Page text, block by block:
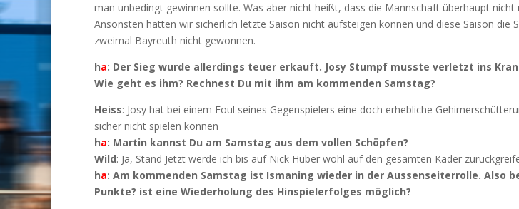
man unbedingt gewinnen sollte. Was aber nicht heißt, dass die Mannschaft überhaupt
Ansonsten hätten wir sicherlich letzte Saison nicht aufsteigen können und diese Saison die
zweimal Bayreuth nicht gewonnen.
ha: Der Sieg wurde allerdings teuer erkauft. Josy Stumpf musste verletzt ins
Wie geht es ihm? Rechnest Du mit ihm am kommenden Samstag?
Heiss: Josy hat bei einem Foul seines Gegenspielers eine doch erhebliche
sicher nicht spielen können
ha: Martin kannst Du am Samstag aus dem vollen Schöpfen?
Wild: Ja, Stand Jetzt werde ich bis auf Nick Huber wohl auf den gesamten Kader
ha: Am kommenden Samstag ist Ismaning wieder in der Aussenseiterrolle. Also
Punkte? ist eine Wiederholung des Hinspielerfolges möglich?